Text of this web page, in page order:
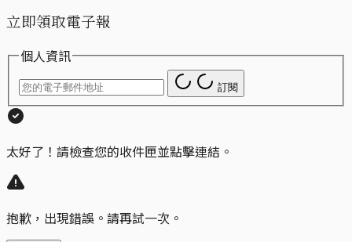
立即領取電子報
個人資訊
訂閱
太好了！請檢查您的收件匣並點擊連結。
抱歉，出現錯誤。請再試一次。